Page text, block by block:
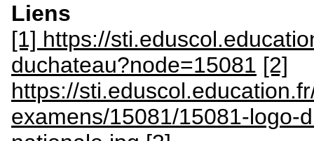
Liens
[1] https://
duchateau?node=15081 [2]
https://
examens/15081/15081-logo-